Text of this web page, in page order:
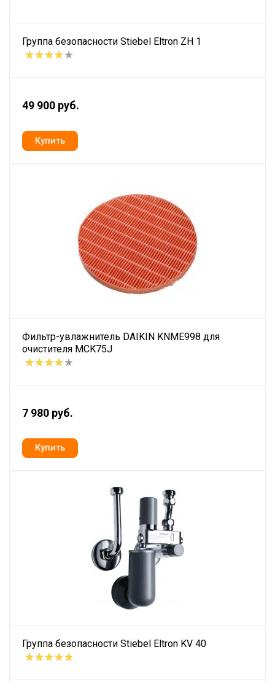
Группа безопасности Stiebel Eltron ZH 1
49 900 руб.
Фильтр-увлажнитель DAIKIN KNME998 для
очистителя MCK75J
7 980 руб.
Группа безопасности Stiebel Eltron KV 40